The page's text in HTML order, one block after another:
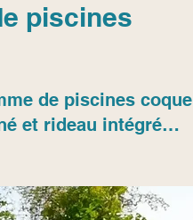
piscines
de piscines coque
et rideau intégré…